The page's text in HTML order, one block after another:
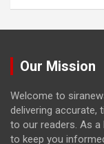
Our Mission
Welcome to
delivering accurate,
to our readers. As a
to keep you